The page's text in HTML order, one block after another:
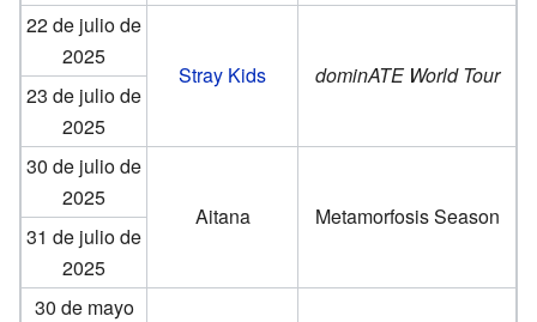
22 de julio de
2025
Stray Kids dominATE World Tour
23 de julio de
2025
30 de julio de
2025
Aitana Metamorfosis Season
31 de julio de
2025
30 de mayo